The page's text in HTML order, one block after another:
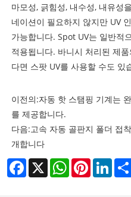
마모성, 긁힘성, 내수성, 내유성
네이션이 필요하지 않지만 UV
가능합니다. Spot UV는 일반적
적용됩니다. 바니시 처리된 제
다면 스팟 UV를 사용할 수도 있
이전의:자동 핫 스탬핑 기계는
를 제공합니다.
다음:고속 자동 골판지 폴더 접
개합니다
Facebook
X WhatsAppPinterest